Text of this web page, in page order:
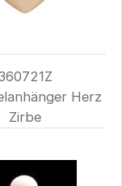
Herz
Zirbe